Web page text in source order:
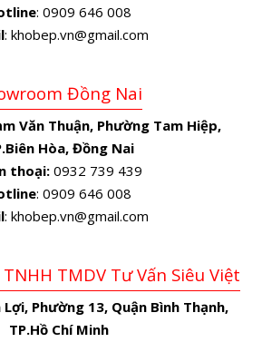
: 0909 646 008
: khobep.vn@gmail.com
Đồng Nai
Văn Thuận, Phường Tam Hiệp,
Hòa, Đồng Nai
thoại:0932 739 439
: 0909 646 008
: khobep.vn@gmail.com
TMDV Tư Vấn Siêu Việt
Lợi, Phường 13, Quận Bình Thạnh,
TP.Hồ Chí Minh